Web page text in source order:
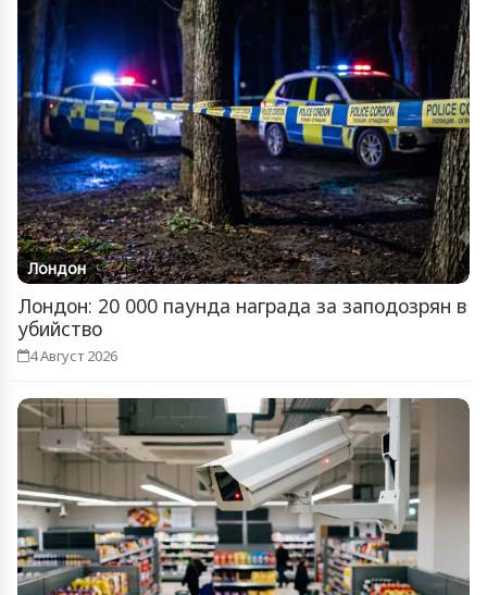
Лондон
Лондон: 20 000 паунда награда за заподозрян в
убийство
4 Август 2026